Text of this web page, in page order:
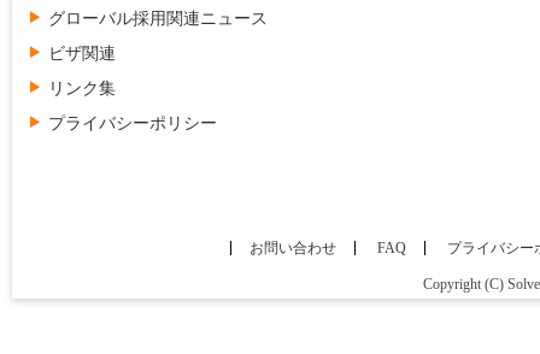
グローバル採用関連ニュース
ビザ関連
リンク集
プライバシーポリシー
お問い合わせ FAQ プライバシー
Copyright (C)